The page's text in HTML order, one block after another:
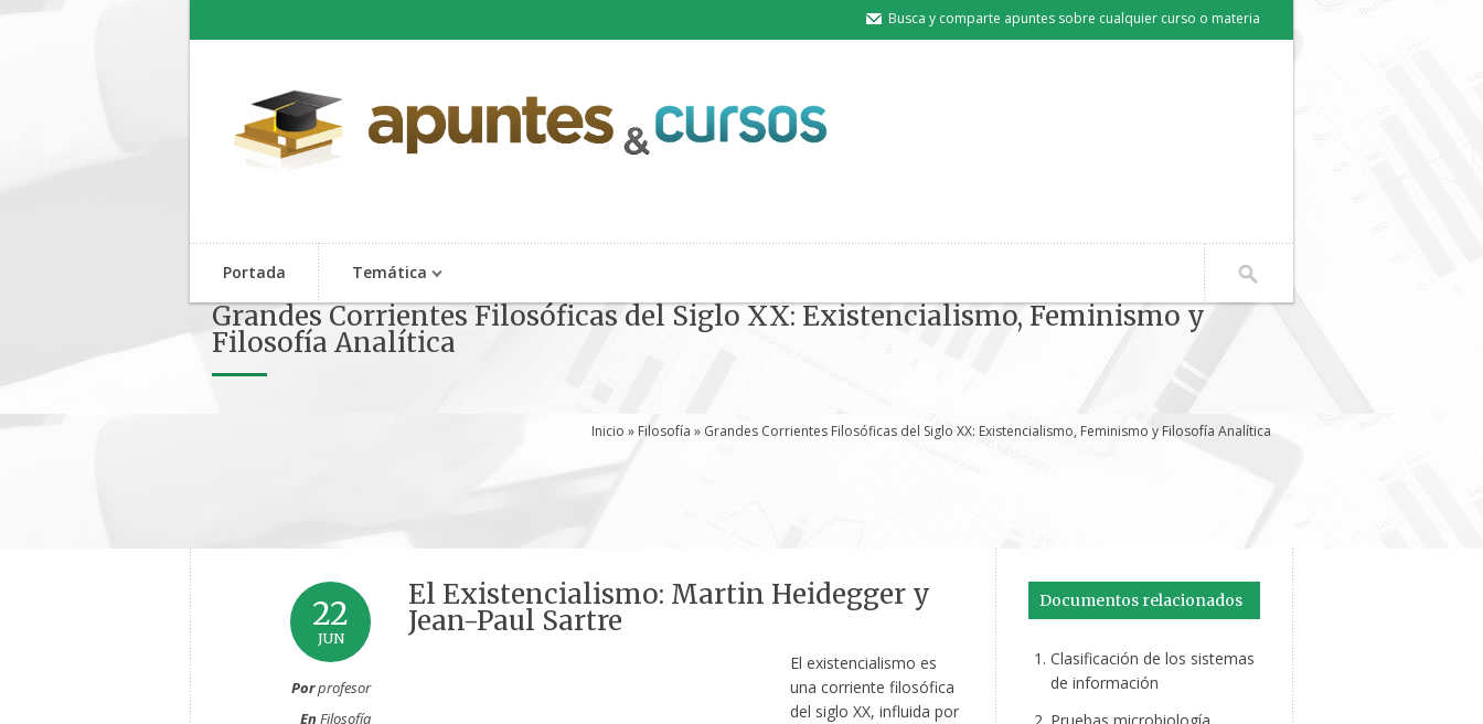
Busca y comparte apuntes sobre cualquier curso o materia
Portada Temática
Grandes Corrientes Filosóficas del Siglo XX: Existencialismo, Feminismo y
Filosofía Analítica
Inicio » Filosofía » Grandes Corrientes Filosóficas del Siglo XX: Existencialismo, Feminismo y Filosofía Analítica
22
JUN
Porprofesor
EnFilosofía
El Existencialismo: Martin Heidegger y
Jean-Paul Sartre
El existencialismo es
una corriente filosófica
del siglo XX, influida por
Documentos relacionados
Clasificación de los sistemas
de información